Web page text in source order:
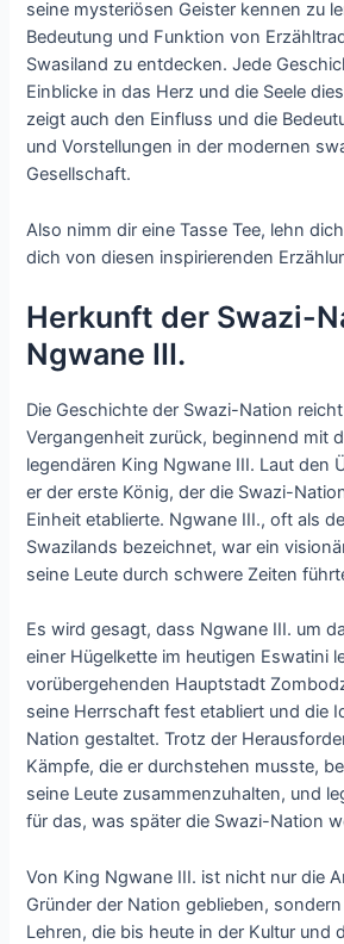
seine mysteriösen Geister kennen zu
Bedeutung und Funktion von
Swasiland zu entdecken. Jede
Einblicke in das Herz und die Seele
zeigt auch den Einfluss und die
und Vorstellungen in der modernen
Gesellschaft.
Also nimm dir eine Tasse Tee, lehn
dich von diesen inspirierenden
Herkunft der Swazi-
Ngwane III.
Die Geschichte der Swazi-Nation
Vergangenheit zurück, beginnend mit
legendären King Ngwane III. Laut den
er der erste König, der die Swazi-
Einheit etablierte. Ngwane III., oft als
Swazilands bezeichnet, war ein
seine Leute durch schwere Zeiten
Es wird gesagt, dass Ngwane III. um
einer Hügelkette im heutigen Eswatini
vorübergehenden Hauptstadt
seine Herrschaft fest etabliert und die
Nation gestaltet. Trotz der
Kämpfe, die er durchstehen musste,
seine Leute zusammenzuhalten, und
für das, was später die Swazi-Nation
Von King Ngwane III. ist nicht nur die
Gründer der Nation geblieben,
Lehren, die bis heute in der Kultur und